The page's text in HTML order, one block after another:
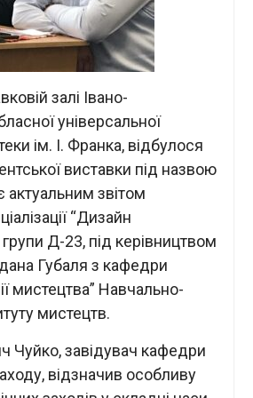
залі Івано-
універсальної
ім. І. Франка, відбулося
виставки під назвою
актуальним звітом
“Дизайн
Д-23, під керівництвом
Губаля з кафедри
мистецтва” Навчально-
мистецтв.
Чуйко, завідувач кафедри
відзначив особливу